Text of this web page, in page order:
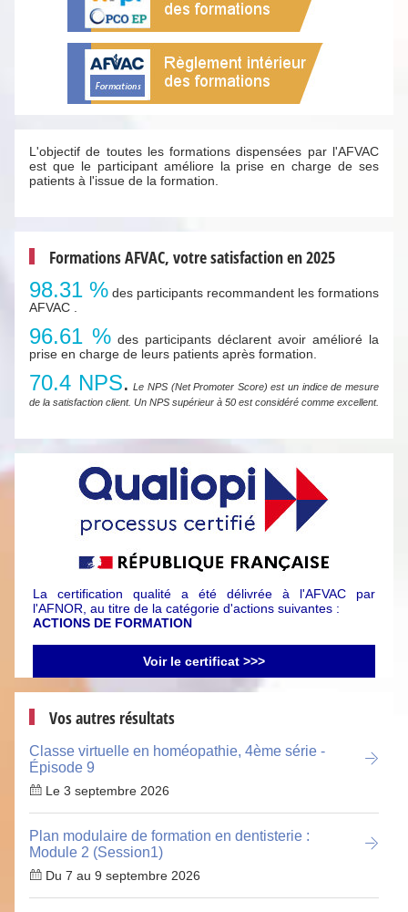
L'objectif de toutes les formations dispensées par l'AFVAC
est que le participant améliore la prise en charge de ses
patients à l'issue de la formation.
Formations AFVAC, votre satisfaction en 2025
98.31 % des participants recommandent les formations
AFVAC .
96.61 % des participants déclarent avoir amélioré la
prise en charge de leurs patients après formation.
70.4 NPS. Le NPS (Net Promoter Score) est un indice de mesure
de la satisfaction client. Un NPS supérieur à 50 est considéré comme excellent.
La certification qualité a été délivrée à l'AFVAC par
l'AFNOR, au titre de la catégorie d'actions suivantes :
ACTIONS DE FORMATION
Voir le certificat >>>
Vos autres résultats
Classe virtuelle en homéopathie, 4ème série -
Épisode 9
Le 3 septembre 2026
Plan modulaire de formation en dentisterie :
Module 2 (Session1)
Du 7 au 9 septembre 2026